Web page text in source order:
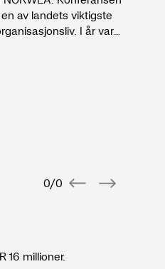
av landets viktigste
I år var
0/0
16 millioner.